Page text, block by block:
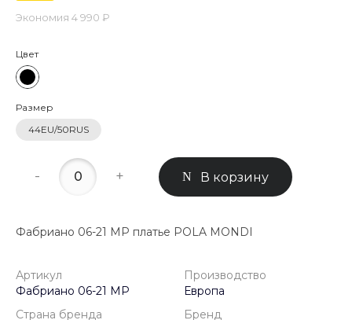
Экономия 4 990 ₽
Цвет
Размер
44EU/50RUS
- + В корзину
Фабриано 06-21 МР платье POLA MONDI
Артикул
Фабриано 06-21 МР
Производство
Европа
Страна бренда
Бренд